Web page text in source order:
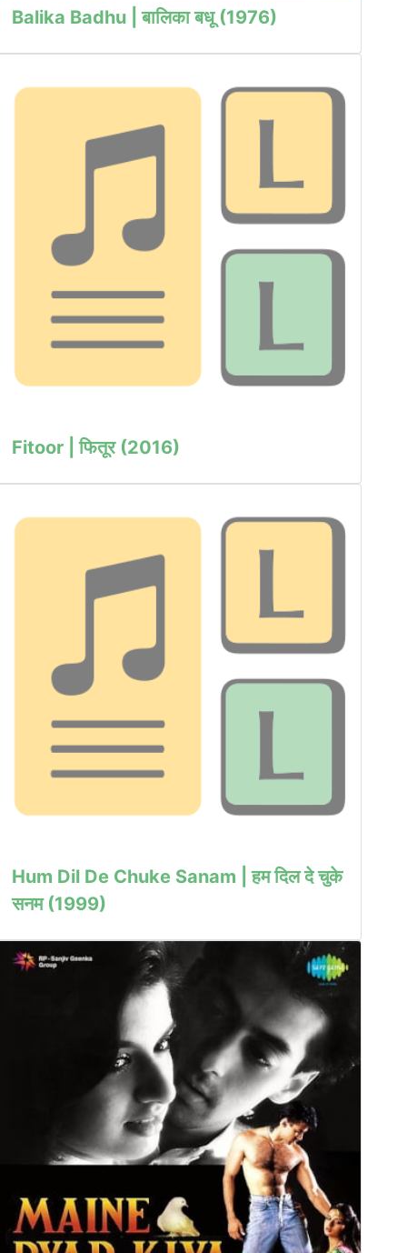
Balika Badhu | बालिका बधू (1976)
Fitoor | फितूर (2016)
Hum Dil De Chuke Sanam | हम दिल दे चुके
सनम (1999)